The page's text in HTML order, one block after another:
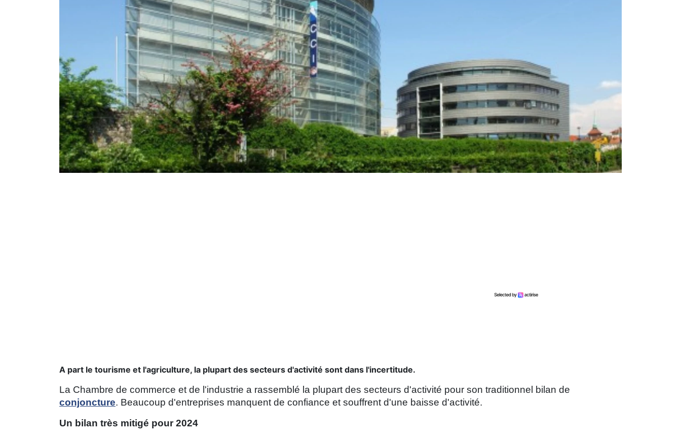
A part le tourisme et l'agriculture, la plupart des secteurs d'activité sont dans l'incertitude.
La Chambre de commerce et de l'industrie a rassemblé la plupart des secteurs d'activité pour son traditionnel bilan de
conjoncture. Beaucoup d'entreprises manquent de confiance et souffrent d'une baisse d'activité.
Un bilan très mitigé pour 2024